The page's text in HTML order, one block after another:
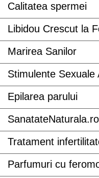
Calitatea spermei
Libidou Crescut la
Marirea Sanilor
Stimulente Sexuale
Epilarea parului
SanatateNaturala.ro
Tratament
Parfumuri cu